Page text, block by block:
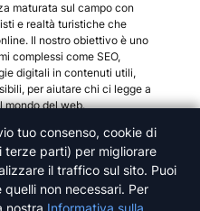
maturata sul campo con
e realtà turistiche che
Il nostro obiettivo è uno
complessi come SEO,
digitali in contenuti utili,
per aiutare chi ci legge a
mondo del web.
tuo consenso, cookie di
terze parti) per migliorare
il traffico sul sito. Puoi
non necessari. Per
nostra Informativa sulla